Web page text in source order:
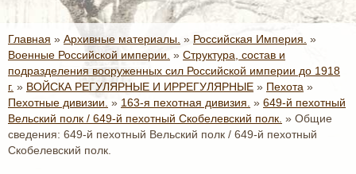
Главная » Архивные материалы. » Российская Империя. »
Военные Российской империи. » Структура, состав и
подразделения вооруженных сил Российской империи до 1918
г. » ВОЙСКА РЕГУЛЯРНЫЕ И ИРРЕГУЛЯРНЫЕ » Пехота »
Пехотные дивизии. » 163-я пехотная дивизия. » 649-й пехотный
Вельский полк / 649-й пехотный Скобелевский полк. » Общие
сведения: 649-й пехотный Вельский полк / 649-й пехотный
Скобелевский полк.